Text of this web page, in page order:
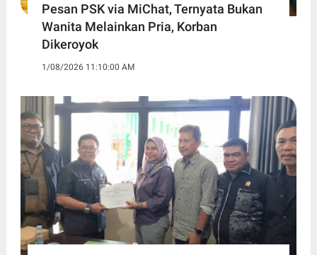
Pesan PSK via MiChat, Ternyata Bukan
Wanita Melainkan Pria, Korban
Dikeroyok
1/08/2026 11:10:00 AM